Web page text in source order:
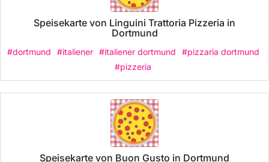
Speisekarte von Linguini Trattoria Pizzeria in
Dortmund
#dortmund #italiener #italiener dortmund
#pizzaria dortmund
#pizzeria
Speisekarte von Buon Gusto in Dortmund